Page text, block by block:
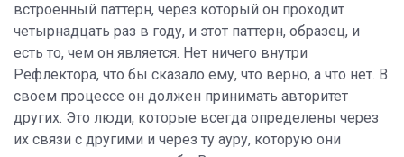
встроенный паттерн, через который он проходит
четырнадцать раз в году, и этот паттерн, образец, и
есть то, чем он является. Нет ничего внутри
Рефлектора, что бы сказало ему, что верно, а что нет. В
своем процессе он должен принимать авторитет
других. Это люди, которые всегда определены через
их связи с другими и через ту ауру, которую они